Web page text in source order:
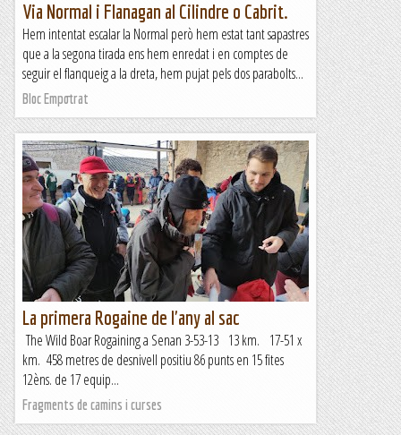
Via Normal i Flanagan al Cilindre o Cabrit.
Hem intentat escalar la Normal però hem estat tant sapastres
que a la segona tirada ens hem enredat i en comptes de
seguir el flanqueig a la dreta, hem pujat pels dos parabolts...
Bloc Empotrat
La primera Rogaine de l'any al sac
The Wild Boar Rogaining a Senan 3-53-13 13 km. 17-51 x
km. 458 metres de desnivell positiu 86 punts en 15 fites
12èns. de 17 equip...
Fragments de camins i curses